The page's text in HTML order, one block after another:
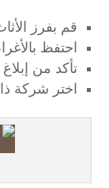
قم بفرز
احتفظ
تأكد من
اختر شركة